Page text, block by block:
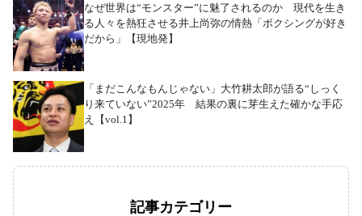
なぜ世界は“モンスター”に魅了されるのか 現代を生き
る人々を熱狂させる井上尚弥の情熱「ボクシングが好き
だから」【現地発】
「まだこんなもんじゃない」大竹耕太郎が語る“しっく
り来ていない”2025年 結果の裏に芽生えた確かな手応
え【vol.1】
記事カテゴリー